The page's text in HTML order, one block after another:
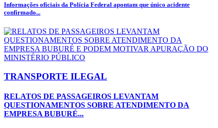
Informações oficiais da Polícia Federal apontam que único acidente
confirmado...
TRANSPORTE ILEGAL
RELATOS DE PASSAGEIROS LEVANTAM
QUESTIONAMENTOS SOBRE ATENDIMENTO DA
EMPRESA BUBURÉ...